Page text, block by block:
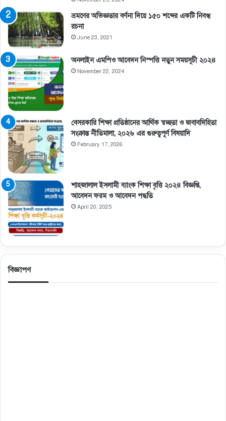
ভ্রমণের অভিজ্ঞতার বর্ণনা দিয়ে ১৫০ শব্দের একটি নিবন্ধ
রচনা
June 23, 2021
অনলাইন এমপিও আবেদন নিস্পত্তি নতুন সময়সূচী ২০২৪
November 22, 2024
বেসরকারি শিক্ষা প্রতিষ্ঠানের আর্থিক স্বচ্ছতা ও জবাবদিহিতা
সংক্রান্ত নীতিমালা, ২০২৬ এর গুরুত্বপূর্ণ বিষয়াদি
February 17, 2026
শাহজালাল ইসলামী ব্যাংক শিক্ষা বৃত্তি ২০২৪ বিজ্ঞপ্তি,
আবেদন ফরম ও আবেদন পদ্ধতি
April 20, 2025
বিজ্ঞাপণ